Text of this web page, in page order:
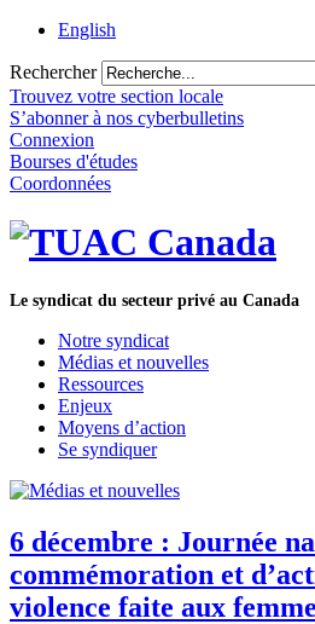
English
Rechercher
Trouvez votre section locale
S’abonner à nos cyberbulletins
Connexion
Bourses d'études
Coordonnées
Le syndicat du secteur privé au Canada
Notre syndicat
Médias et nouvelles
Ressources
Enjeux
Moyens d’action
Se syndiquer
6 décembre : Journée
commémoration et
violence faite aux